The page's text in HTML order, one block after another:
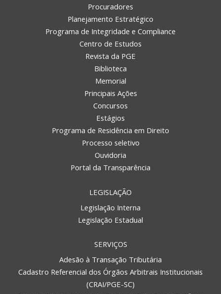
Procuradores
Planejamento Estratégico
Programa de Integridade e Compliance
Centro de Estudos
Revista da PGE
Biblioteca
Memorial
Principais Ações
Concursos
Estágios
Programa de Residência em Direito
Processo seletivo
Ouvidoria
Portal da Transparência
LEGISLAÇÃO
Legislação Interna
Legislação Estadual
SERVIÇOS
Adesão à Transação Tributária
Cadastro Referencial dos Órgãos Arbitrais Institucionais
(CRAI/PGE-SC)